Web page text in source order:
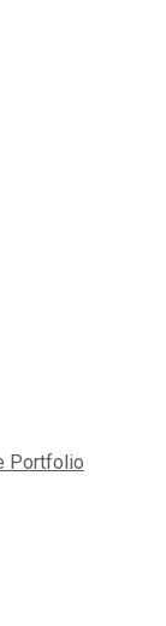
Portfolio